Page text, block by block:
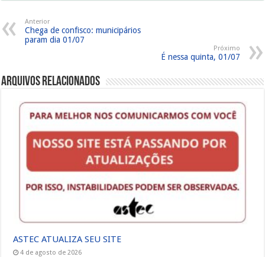
Anterior
Chega de confisco: municipários
param dia 01/07
Próximo
É nessa quinta, 01/07
Arquivos Relacionados
ASTEC ATUALIZA SEU SITE
4 de agosto de 2026